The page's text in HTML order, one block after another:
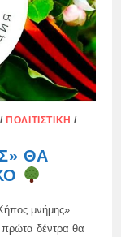
/ΠΟΛΙΤΙΣΤΙΚΉ /
ΘΑ
μνήμης»
πρώτα δέντρα θα